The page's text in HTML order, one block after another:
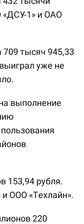
«ДСУ-1» и ОАО
тысяч 945,33
уже не
выполнение
153,94 рубля.
ООО «Техлайн».
220